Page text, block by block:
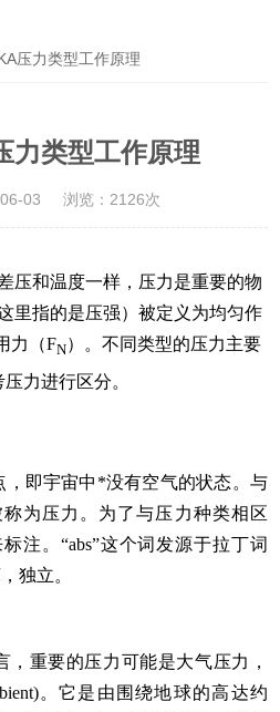
压力类型工作原理
力类型工作原理
03 浏览：2126次
压和温度一样，压力是重要的物
里指的是压强）被定义为均匀作
力（FN）。不同类型的压力主要
力进行区分。
，即宇宙中*没有空气的状态。与
为压力。为了与压力种类相区
注。“abs”这个词发源于拉丁词
独立。
，重要的压力可能是大气压力，
。它是由围绕地球的高达约